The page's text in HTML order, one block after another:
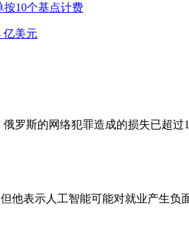
按10个基点计费
亿美元
罗斯的网络犯罪造成的损失已超
他表示人工智能可能对就业产生